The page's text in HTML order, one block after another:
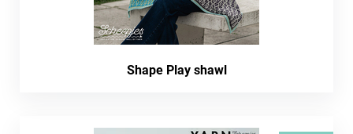
Shape Play shawl